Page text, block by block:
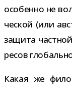
осо­бенно не
че­ской (или
защита
ре­сов
Какая же